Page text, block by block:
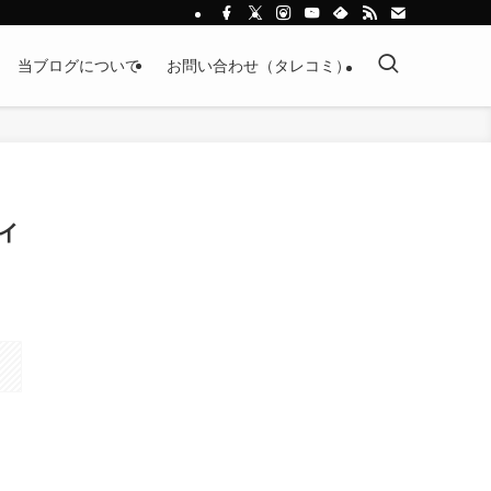
当ブログについて お問い合わせ（タレコミ）